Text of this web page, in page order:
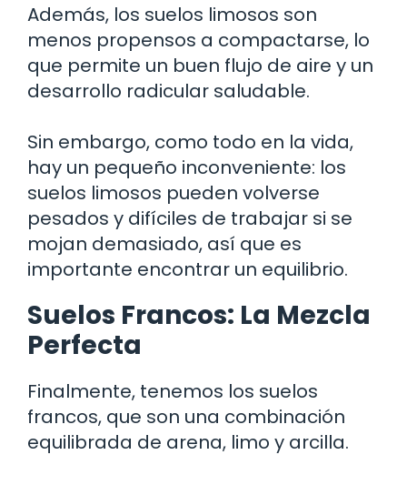
Además, los suelos limosos son
menos propensos a compactarse, lo
que permite un buen flujo de aire y un
desarrollo radicular saludable.
Sin embargo, como todo en la vida,
hay un pequeño inconveniente: los
suelos limosos pueden volverse
pesados y difíciles de trabajar si se
mojan demasiado, así que es
importante encontrar un equilibrio.
Suelos Francos: La Mezcla
Perfecta
Finalmente, tenemos los suelos
francos, que son una combinación
equilibrada de arena, limo y arcilla.